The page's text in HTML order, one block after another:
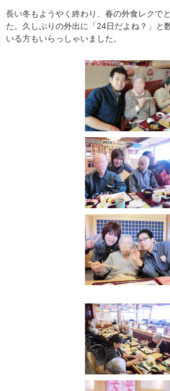
長い冬もようやく終わり、春の外食レクで
た。久しぶりの外出に「24日だよね？」と
いる方もいらっしゃいました。